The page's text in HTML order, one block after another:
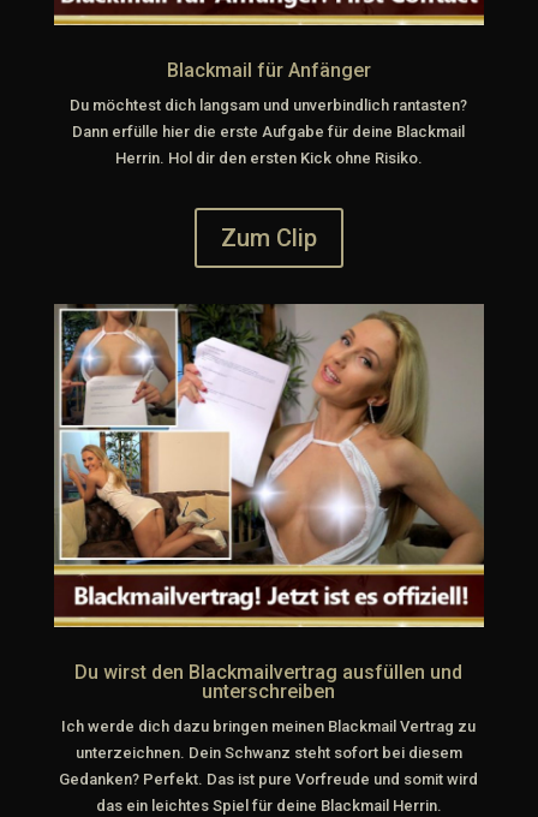
Blackmail für Anfänger
Du möchtest dich langsam und unverbindlich rantasten?
Dann erfülle hier die erste Aufgabe für deine Blackmail
Herrin. Hol dir den ersten Kick ohne Risiko.
Zum Clip
Du wirst den Blackmailvertrag ausfüllen und
unterschreiben
Ich werde dich dazu bringen meinen Blackmail Vertrag zu
unterzeichnen. Dein Schwanz steht sofort bei diesem
Gedanken? Perfekt. Das ist pure Vorfreude und somit wird
das ein leichtes Spiel für deine Blackmail Herrin.